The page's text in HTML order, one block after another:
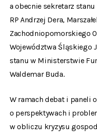
a obecnie sekretarz
RP Andrzej Dera,
Zachodniopomorskiego
Województwa Śląskiego
stanu w Ministerstwie
Waldemar Buda.
W ramach debat i paneli
o perspektywach i
w obliczu kryzysu